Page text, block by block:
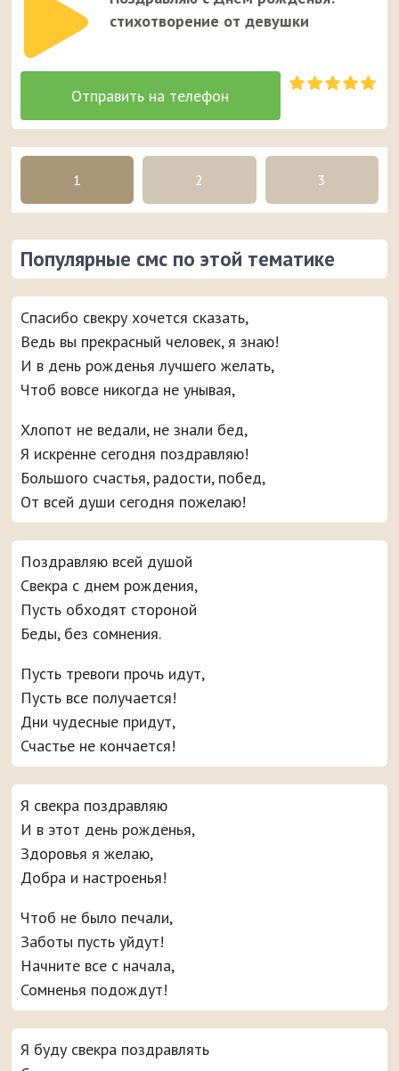
стихотворение от девушки
1 2 3
Популярные смс по этой тематике
Спасибо свекру хочется сказать,
Ведь вы прекрасный человек, я знаю!
И в день рожденья лучшего желать,
Чтоб вовсе никогда не унывая,
Хлопот не ведали, не знали бед,
Я искренне сегодня поздравляю!
Большого счастья, радости, побед,
От всей души сегодня пожелаю!
Поздравляю всей душой
Свекра с днем рождения,
Пусть обходят стороной
Беды, без сомнения.
Пусть тревоги прочь идут,
Пусть все получается!
Дни чудесные придут,
Счастье не кончается!
Я свекра поздравляю
И в этот день рожденья,
Здоровья я желаю,
Добра и настроенья!
Чтоб не было печали,
Заботы пусть уйдут!
Начните все с начала,
Сомненья подождут!
Я буду свекра поздравлять